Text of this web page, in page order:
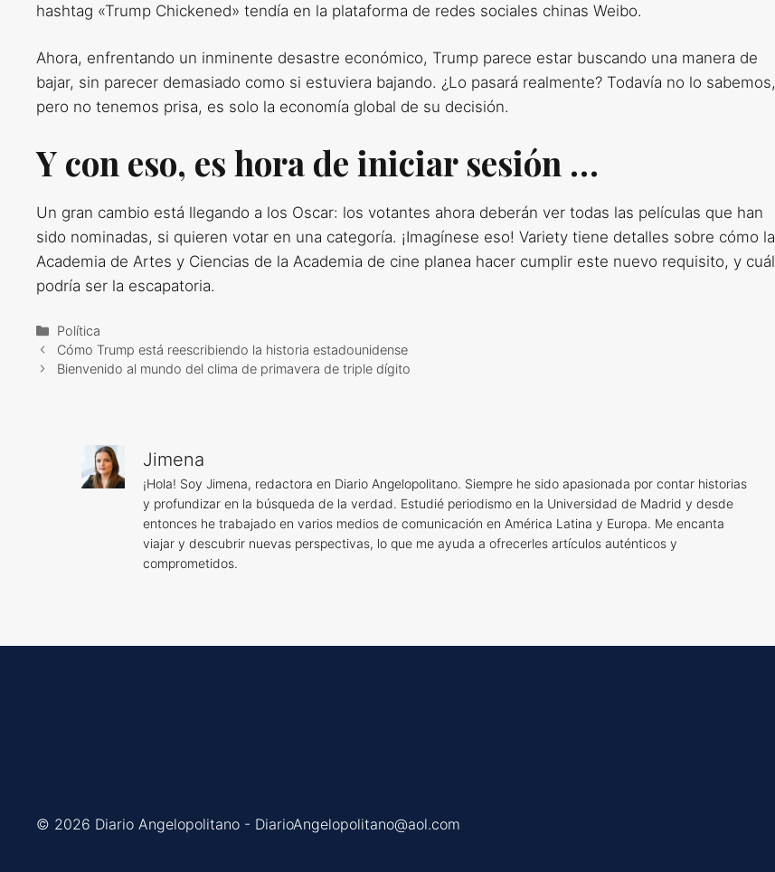
hashtag «Trump Chickened» tendía en la plataforma de redes sociales chinas Weibo.
Ahora, enfrentando un inminente desastre económico, Trump parece estar buscando una manera de
bajar, sin parecer demasiado como si estuviera bajando. ¿Lo pasará realmente? Todavía no lo sabemos,
pero no tenemos prisa, es solo la economía global de su decisión.
Y con eso, es hora de iniciar sesión …
Un gran cambio está llegando a los Oscar: los votantes ahora deberán ver todas las películas que han
sido nominadas, si quieren votar en una categoría. ¡Imagínese eso! Variety tiene detalles sobre cómo la
Academia de Artes y Ciencias de la Academia de cine planea hacer cumplir este nuevo requisito, y cuál
podría ser la escapatoria.
Categorías
Política
Cómo Trump está reescribiendo la historia estadounidense
Bienvenido al mundo del clima de primavera de triple dígito
Jimena
¡Hola! Soy Jimena, redactora en Diario Angelopolitano. Siempre he sido apasionada por contar historias
y profundizar en la búsqueda de la verdad. Estudié periodismo en la Universidad de Madrid y desde
entonces he trabajado en varios medios de comunicación en América Latina y Europa. Me encanta
viajar y descubrir nuevas perspectivas, lo que me ayuda a ofrecerles artículos auténticos y
comprometidos.
© 2026 Diario Angelopolitano - DiarioAngelopolitano@aol.com